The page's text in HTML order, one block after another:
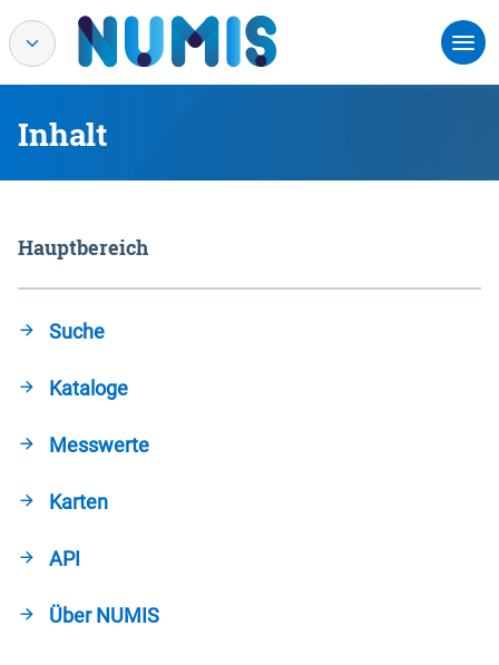
Inhalt
Hauptbereich
Suche
Kataloge
Messwerte
Karten
API
Über NUMIS